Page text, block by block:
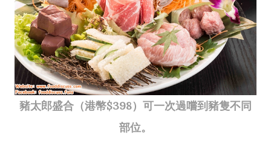
豬太郎盛合（港幣$398）可一次過嚐到豬隻不同
部位。